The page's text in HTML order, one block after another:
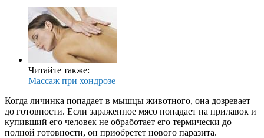
Читайте также:
Массаж при хондрозе
Когда личинка попадает в мышцы животного, она дозревает
до готовности. Если зараженное мясо попадает на прилавок и
купивший его человек не обработает его термически до
полной готовности, он приобретет нового паразита.